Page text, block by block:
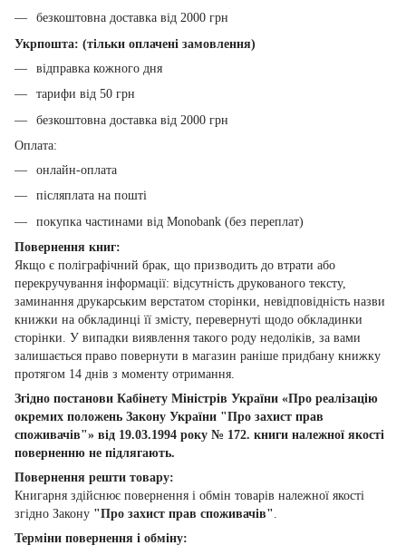
безкоштовна доставка від 2000 грн
Укрпошта: (тільки оплачені замовлення)
відправка кожного дня
тарифи від 50 грн
безкоштовна доставка від 2000 грн
Оплата:
онлайн-оплата
післяплата на пошті
покупка частинами від Monobank (без переплат)
Повернення книг:
Якщо є поліграфічний брак, що призводить до втрати або
перекручування інформації: відсутність друкованого тексту,
заминання друкарським верстатом сторінки, невідповідність назви
книжки на обкладинці її змісту, перевернуті щодо обкладинки
сторінки. У випадки виявлення такого роду недоліків, за вами
залишається право повернути в магазин раніше придбану книжку
протягом 14 днів з моменту отримання.
Згідно постанови Кабінету Міністрів України «Про реалізацію
окремих положень Закону України "Про захист прав
споживачів"» від 19.03.1994 року № 172. книги належної якості
поверненню не підлягають.
Повернення решти товару:
Книгарня здійснює повернення і обмін товарів належної якості
згідно Закону "Про захист прав споживачів".
Терміни повернення і обміну: